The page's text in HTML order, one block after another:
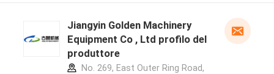
Jiangyin Golden Machinery
Equipment Co , Ltd profilo del
produttore
No. 269, East Outer Ring Road,